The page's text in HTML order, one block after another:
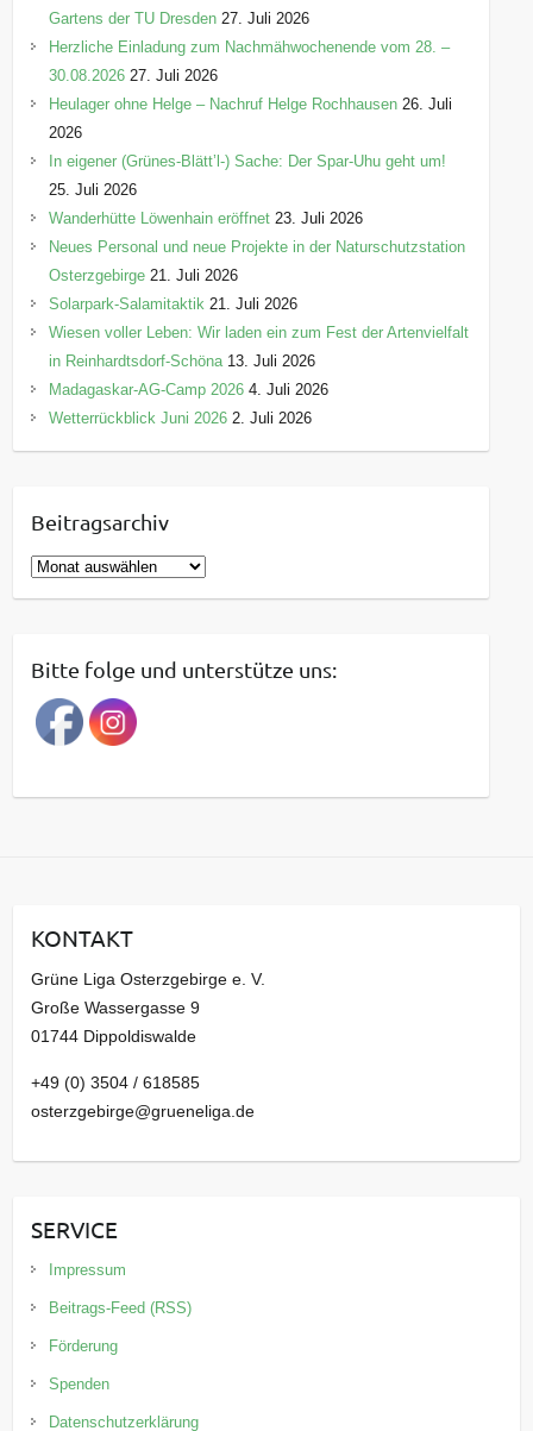
Gartens der TU Dresden 27. Juli 2026
Herzliche Einladung zum Nachmähwochenende vom 28. –
30.08.2026 27. Juli 2026
Heulager ohne Helge – Nachruf Helge Rochhausen 26. Juli
2026
In eigener (Grünes-Blätt’l-) Sache: Der Spar-Uhu geht um!
25. Juli 2026
Wanderhütte Löwenhain eröffnet 23. Juli 2026
Neues Personal und neue Projekte in der Naturschutzstation
Osterzgebirge 21. Juli 2026
Solarpark-Salamitaktik 21. Juli 2026
Wiesen voller Leben: Wir laden ein zum Fest der Artenvielfalt
in Reinhardtsdorf-Schöna 13. Juli 2026
Madagaskar-AG-Camp 2026 4. Juli 2026
Wetterrückblick Juni 2026 2. Juli 2026
Beitragsarchiv
B
e
r
a
g
a
v
Bitte folge und unterstütze uns:
KONTAKT
Grüne Liga Osterzgebirge e. V.
Große Wassergasse 9
01744 Dippoldiswalde
+49 (0) 3504 / 618585
osterzgebirge@grueneliga.de
SERVICE
Impressum
Beitrags-Feed (RSS)
Förderung
Spenden
Datenschutzerklärung